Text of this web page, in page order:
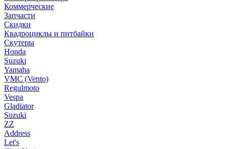
Коммерческие
Запчасти
Скидки
Квадроциклы и питбайки
Скутеры
Honda
Suzuki
Yamaha
VMC (Vento)
Regulmoto
Vespa
Gladiator
Suzuki
ZZ
Address
Let's